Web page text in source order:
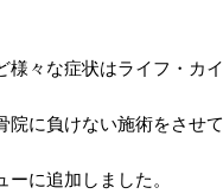
々な症状はライフ・カ
に負けない施術をさせて
に追加しました。